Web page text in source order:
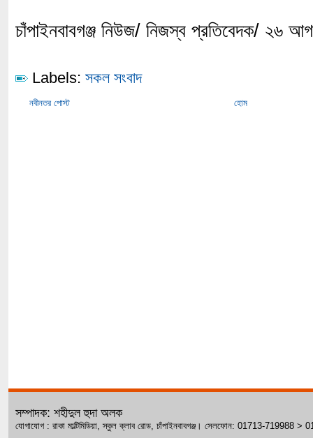
চাঁপাইনবাবগঞ্জ নিউজ/ নিজস্ব প্রতিবেদক/ ২৬
Labels: সকল সংবাদ
নবীনতর পোস্ট হোম
সম্পাদক: শহীদুল হুদা অলক
যোগাযোগ : রাকা মাল্টিমিডিয়া, স্কুল ক্লাব রোড, চাঁপাইনবাবগঞ্জ। সেলফোন: 01713-